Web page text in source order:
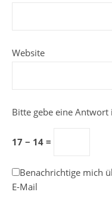
Website
Bitte gebe eine Antwort
17 − 14 =
Benachrichtige mich
E-Mail